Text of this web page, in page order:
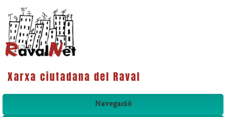
Xarxa ciutadana del Raval
Navegació